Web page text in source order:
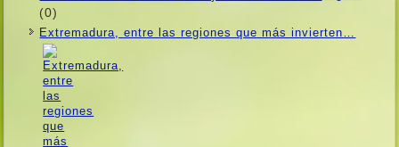
(0)
Extremadura, entre las regiones que más invierten…